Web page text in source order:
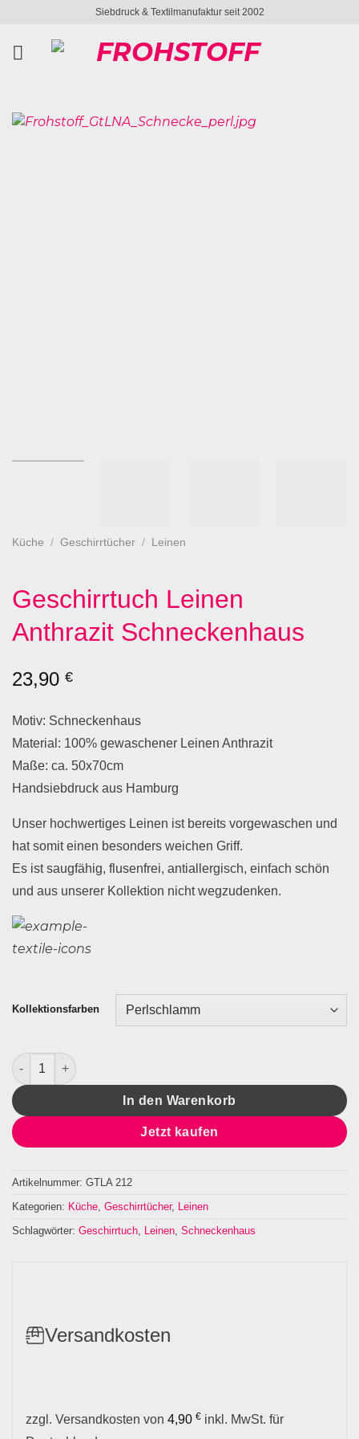
springen
Siebdruck & Textilmanufaktur seit 2002
Küche / Geschirrtücher / Leinen
Geschirrtuch Leinen
Anthrazit Schneckenhaus
23,90 €
Motiv: Schneckenhaus
Material: 100% gewaschener Leinen Anthrazit
Maße: ca. 50x70cm
Handsiebdruck aus Hamburg
Unser hochwertiges Leinen ist bereits vorgewaschen und
hat somit einen besonders weichen Griff.
Es ist saugfähig, flusenfrei, antiallergisch, einfach schön
und aus unserer Kollektion nicht wegzudenken.
Kollektionsfarben
Geschirrtuch Leinen Anthrazit Schneckenhaus Menge
In den Warenkorb
Jetzt kaufen
Artikelnummer: GTLA 212
Kategorien: Küche, Geschirrtücher, Leinen
Schlagwörter: Geschirrtuch, Leinen, Schneckenhaus
Versandkosten
zzgl. Versandkosten von 4,90 € inkl. MwSt. für